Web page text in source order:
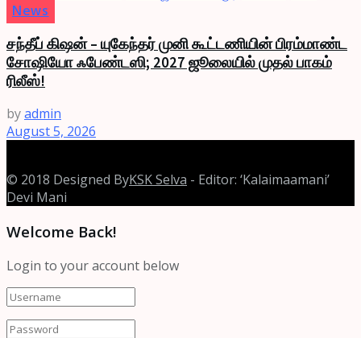
News
சந்தீப் கிஷன் – யுகேந்தர் முனி கூட்டணியின் பிரம்மாண்ட
சோஷியோ ஃபேண்டஸி; 2027 ஜூலையில் முதல் பாகம்
ரிலீஸ்!
byadmin
August 5, 2026
© 2018 Designed ByKSK Selva - Editor: ‘Kalaimaamani’
Devi Mani
Welcome Back!
Login to your account below